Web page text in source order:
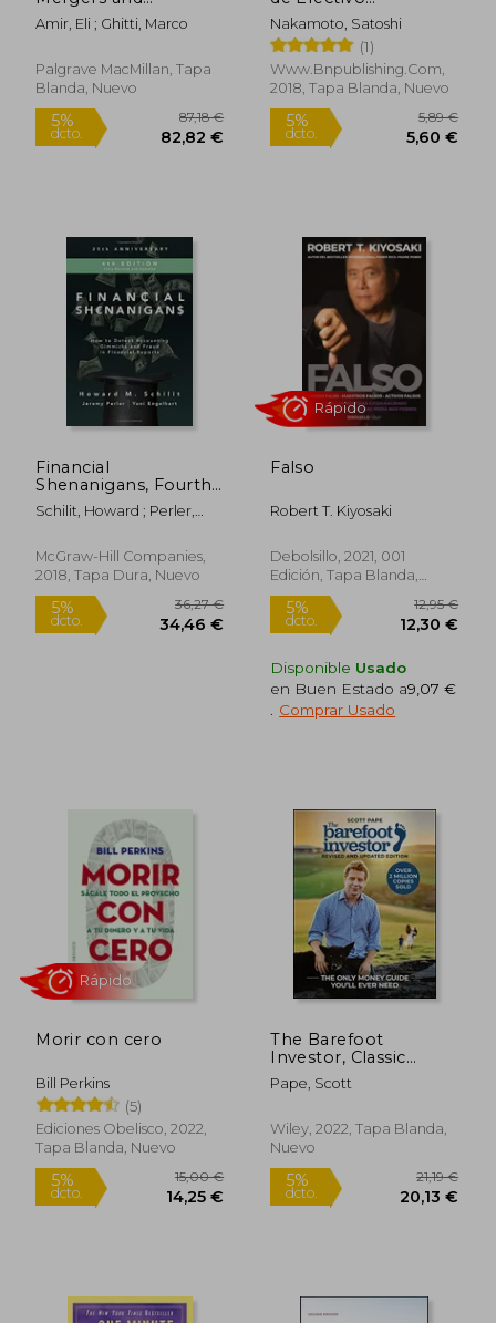
Acquisitions:
Understanding
and Accounting Rules
with Case Studies (en
Amir, Eli ; Ghitti, Marco
Palgrave MacMillan, Tapa
Blanda, Nuevo
5%
Electronico Usuario-
A-Usuario
Nakamoto, Satoshi
(1)
Www.bnpublishing.com,
2018, Tapa Blanda, Nuevo
5%
Financial
Shenanigans, Fourth
Edition: How to
Detect Accounting
in Financial Reports
(en Inglés)
Schilit, Howard ; Perler,
McGraw-Hill Companies,
2018, Tapa Dura, Nuevo
5%
dcto.
Falso
Robert T. Kiyosaki
Debolsillo, 2021, 001
Edición, Tapa Blanda,
Nuevo
5%
dcto.
Disponible Usado
en Buen Estado a9,07 €
Comprar Usado
Morir con cero
Bill Perkins
(5)
Ediciones Obelisco, 2022,
Tapa Blanda, Nuevo
The Barefoot
Investor, Classic
Edition (en Inglés)
Pape, Scott
Wiley, 2022, Tapa Blanda,
Nuevo